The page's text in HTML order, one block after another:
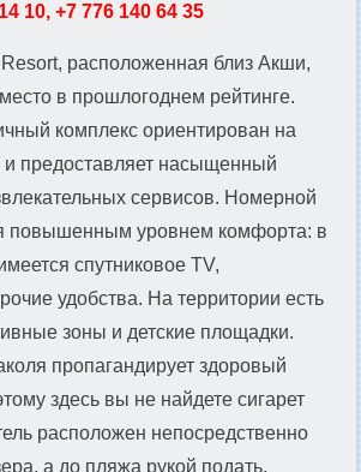
10, +7 776 140 64 35
расположенная близ Акши,
в прошлогоднем рейтинге.
комплекс ориентирован на
предоставляет насыщенный
сервисов. Номерной
повышенным уровнем комфорта: в
спутниковое TV,
удобства. На территории есть
зоны и детские площадки.
пропагандирует здоровый
здесь вы не найдете сигарет
расположен непосредственно
а до пляжа рукой подать.